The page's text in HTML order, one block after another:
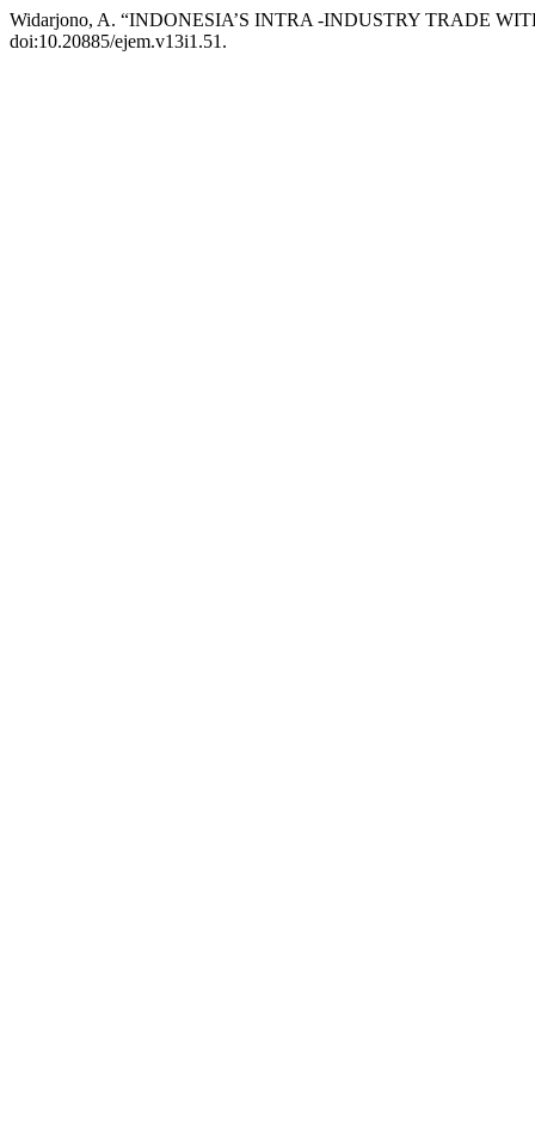
Widarjono, A. “INDONESIA’S INTRA -INDUSTRY TRADE
doi:10.20885/ejem.v13i1.51.